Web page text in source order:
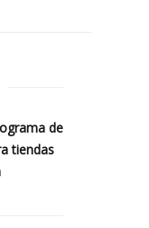
de
tiendas